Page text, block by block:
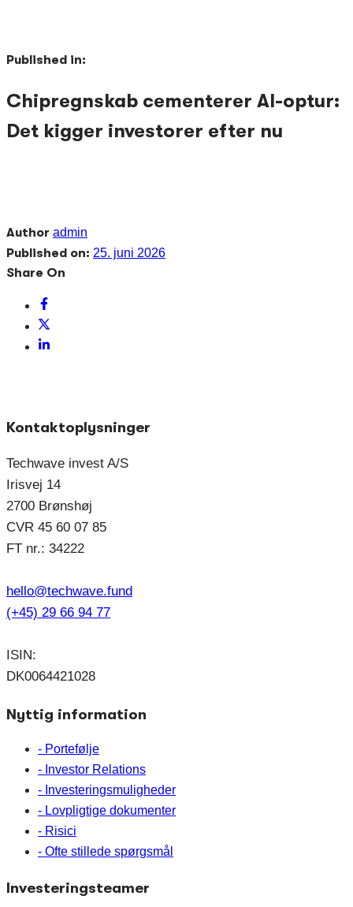
Published in:
Chipregn­skab cementerer AI-optur:
Det kigger investorer efter nu
Author admin
Published on: 25. juni 2026
Share On
Kontaktoplysninger
Techwave invest A/S
Irisvej 14
2700 Brønshøj
CVR 45 60 07 85
FT nr.: 34222
hello@techwave.fund
(+45) 29 66 94 77
ISIN:
DK0064421028
Nyttig information
- Portefølje
- Investor Relations
- Investeringsmuligheder
- Lovpligtige dokumenter
- Risici
- Ofte stillede spørgsmål
Investeringsteamer